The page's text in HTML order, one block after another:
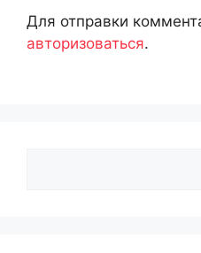
Для отправки
авторизоваться.